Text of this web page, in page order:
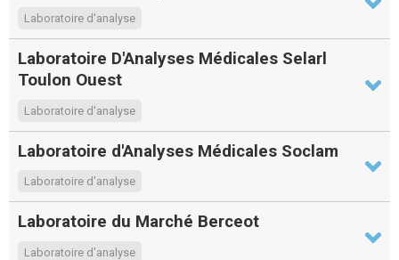
Laboratoire d'analyse
Laboratoire D'Analyses Médicales Selarl
Toulon Ouest
Laboratoire d'analyse
Laboratoire d'Analyses Médicales Soclam
Laboratoire d'analyse
Laboratoire du Marché Berceot
Laboratoire d'analyse